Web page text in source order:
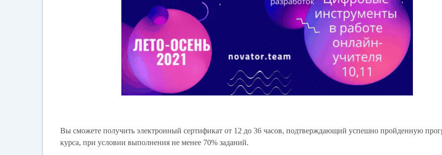
Вы сможете получить электронный сертификат от 12 до 36 часов, подтверждающий успешно пройденную
курса, при условии выполнения не менее 70% заданий.